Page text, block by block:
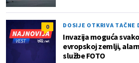
0 DOSIJE OTKRIVA TAČNE
Invazija moguća
evropskoj zemlji,
službe FOTO